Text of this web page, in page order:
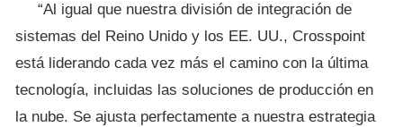
“Al igual que nuestra división de integración de
sistemas del Reino Unido y los EE. UU., Crosspoint
está liderando cada vez más el camino con la última
tecnología, incluidas las soluciones de producción en
la nube. Se ajusta perfectamente a nuestra estrategia